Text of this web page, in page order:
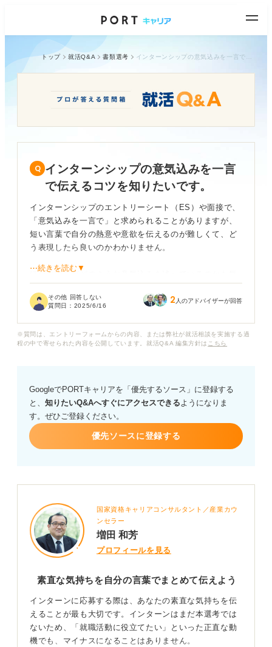
トップ 就活Q&A 書類選考
インターンシップの意気込みを一言
で伝えるコツを知りたいです。
インターンシップのエントリーシート（ES）や面接で、
「意気込みを一言で」と求められることがありますが、
短い言葉で自分の熱意や意欲を伝えるのが難しくて、ど
う表現したら良いのかわかりません。
ほかの学生がどのような意気込みを述べているのかも気
のポイントなどはありますか？
⋯続きを読む▼
その他 回答しない
質問日： 2025/6/16 2 人のアドバイザーが回答
※質問は、エントリーフォームからの内容、または弊社が就活相談を実施する過
程の中で寄せられた内容を公開しています。就活Q&A 編集方針は こちら
GoogleでPORTキャリアを「優先するソース」に登録する
と、 知りたいQ&Aへすぐにアクセスできるようになりま
す。ぜひご登録ください。
優先ソースに登録する
国家資格キャリアコンサルタント／産業カウ
ンセラー
増田 和芳
プロフィールを見る
素直な気持ちを自分の言葉でまとめて伝えよう
インターンに応募する際は、あなたの素直な気持ちを伝
えることが最も大切です。インターンはまだ本選考では
ないため、「就職活動に役立てたい」といった正直な動
機でも、マイナスになることはありません。